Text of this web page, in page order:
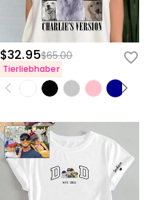
$32.95$65.00
Tierliebhaber